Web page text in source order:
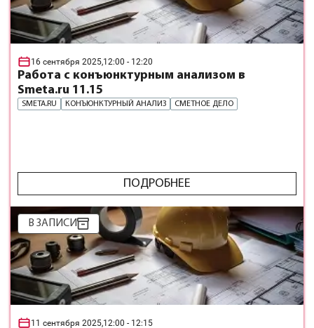
16 сентября 2025,12:00 - 12:20
Работа с конъюнктурным анализом в
Smeta.ru 11.15
SMETA.RU КОНЪЮНКТУРНЫЙ АНАЛИЗ СМЕТНОЕ ДЕЛО
ПОДРОБНЕЕ
В ЗАПИСИ
11 сентября 2025,12:00 - 12:15